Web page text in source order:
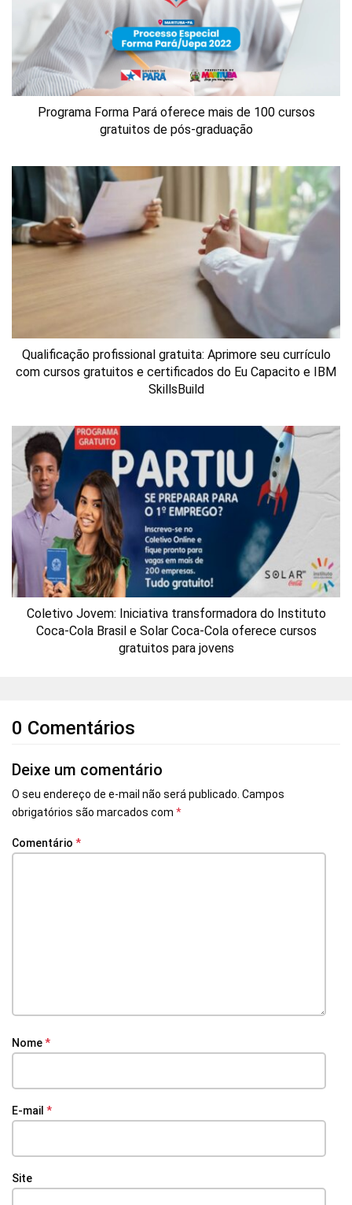
Programa Forma Pará oferece mais de 100 cursos
gratuitos de pós-graduação
Qualificação profissional gratuita: Aprimore seu currículo
com cursos gratuitos e certificados do Eu Capacito e IBM
SkillsBuild
Coletivo Jovem: Iniciativa transformadora do Instituto
Coca-Cola Brasil e Solar Coca-Cola oferece cursos
gratuitos para jovens
0 Comentários
Deixe um comentário
O seu endereço de e-mail não será publicado. Campos
obrigatórios são marcados com *
Comentário *
Nome*
E-mail *
Site